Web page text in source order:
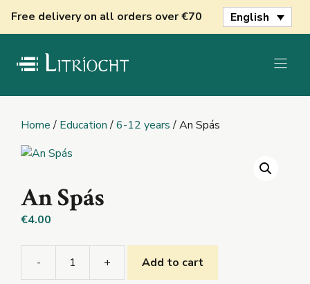
Free delivery on all orders over €70 English
Home/ Education/6-12 years/ An Spás
An Spás
€4.00
- + Add to cart